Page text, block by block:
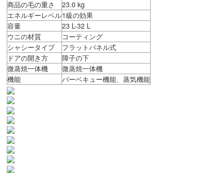
商品の毛の重さ
23.0 kg
エネルギーレベル1級の効果
容量
23 L-32 L
ウニの材質
コーティング
シャシータイプ
フラットパネル式
ドアの開き方
障子の下
微蒸焼一体機
微蒸焼一体機
機能
バーベキュー機能、蒸気機能